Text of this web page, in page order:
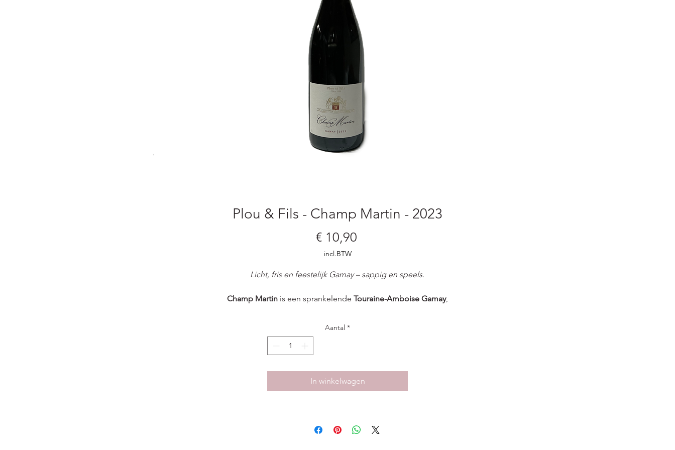
Plou & Fils - Champ Martin - 2023
€ 10,90Prijs
incl.BTW
Licht, fris en feestelijk Gamay – sappig en speels.
Champ Martin is een sprankelende Touraine-Amboise Gamay,
in Chargé. Gemaakt van 100% Gamay, gevinifieerd met respect
voor terroir en traditie, en ontworpen om jong en plezierig te
In het glas pronken aroma’s vanbramen, frisse framboos en een
. De smaak is licht en zacht, met sappig rood fruit,
: barbecues, antipasti, pasta met groenten of
Aantal *
In winkelwagen